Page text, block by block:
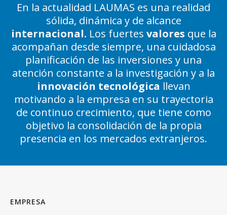
En la actualidad LAUMAS es una realidad
sólida, dinámica y de alcance
internacional. Los fuertes valores que la
acompañan desde siempre, una cuidadosa
planificación de las inversiones y una
atención constante a la investigación y a la
innovación tecnológica llevan
motivando a la empresa en su trayectoria
de continuo crecimiento, que tiene como
objetivo la consolidación de la propia
presencia en los mercados extranjeros.
EMPRESA